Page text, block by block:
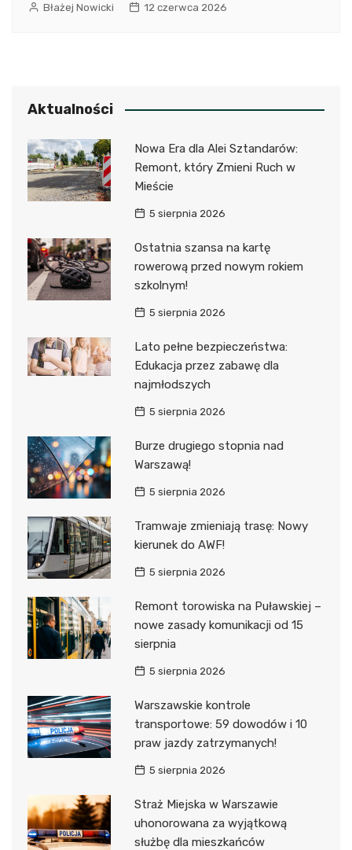
Błażej Nowicki 12 czerwca 2026
Aktualności
Nowa Era dla Alei Sztandarów:
Remont, który Zmieni Ruch w
Mieście
5 sierpnia 2026
Ostatnia szansa na kartę
rowerową przed nowym rokiem
szkolnym!
5 sierpnia 2026
Lato pełne bezpieczeństwa:
Edukacja przez zabawę dla
najmłodszych
5 sierpnia 2026
Burze drugiego stopnia nad
Warszawą!
5 sierpnia 2026
Tramwaje zmieniają trasę: Nowy
kierunek do AWF!
5 sierpnia 2026
Remont torowiska na Puławskiej –
nowe zasady komunikacji od 15
sierpnia
5 sierpnia 2026
Warszawskie kontrole
transportowe: 59 dowodów i 10
praw jazdy zatrzymanych!
5 sierpnia 2026
Straż Miejska w Warszawie
uhonorowana za wyjątkową
służbę dla mieszkańców